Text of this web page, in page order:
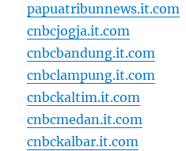
papuatribunnews.it.com
cnbcjogja.it.com
cnbcbandung.it.com
cnbclampung.it.com
cnbckaltim.it.com
cnbcmedan.it.com
cnbckalbar.it.com